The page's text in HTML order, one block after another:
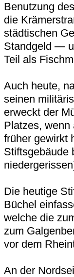
Benutzung
die
städtischen
Standgeld —
Teil als
Auch heute,
seinen
erweckt der
Platzes, wenn
früher gewirkt
Stiftsgebäude
Die heutige
Büchel
welche die
zum
vor dem
An der